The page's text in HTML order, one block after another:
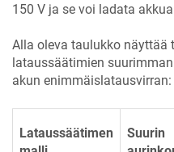
150 V ja se voi ladata
Alla oleva taulukko näyttää
lataussäätimien
akun enimmäislatausvirran:
Lataussäätimen
Suurin